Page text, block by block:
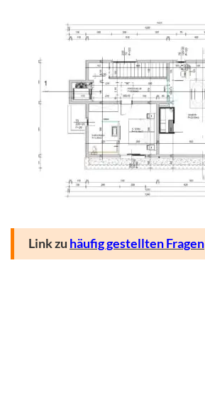
Link zu häufig gestellten Fragen